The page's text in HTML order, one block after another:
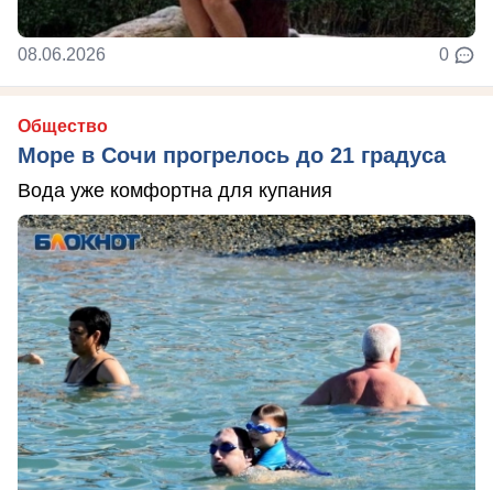
08.06.2026 0
Общество
Море в Сочи прогрелось до 21 градуса
Вода уже комфортна для купания